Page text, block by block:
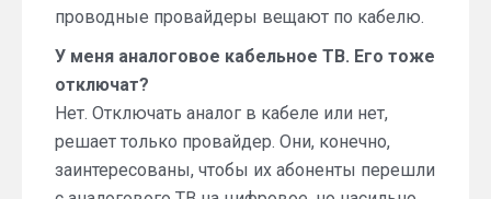
проводные провайдеры вещают по кабелю.
У меня аналоговое кабельное ТВ. Его тоже
отключат?
Нет. Отключать аналог в кабеле или нет,
решает только провайдер. Они, конечно,
заинтересованы, чтобы их абоненты перешли